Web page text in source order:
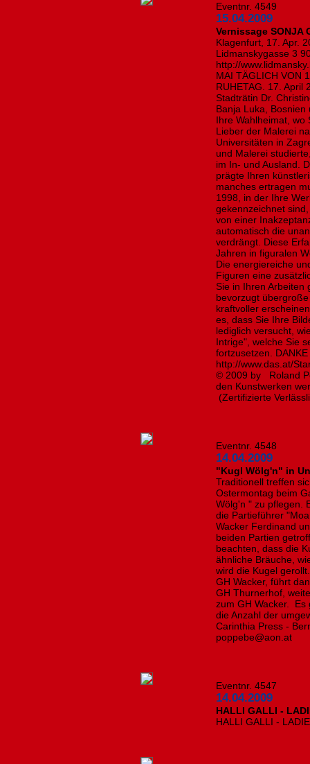
Eventnr. 4549
15.04.2009
Vernissage SONJA
Klagenfurt, 17. Apr.
Lidmanskygasse 3
http://
MAI TÄGLICH VON
RUHETAG. 17. April
Stadträtin Dr.
Banja Luka,
Ihre Wahlheimat,
Lieber der Malerei
Universitäten in
und Malerei
im In- und Ausland.
prägte Ihren
manches ertragen
1998, in der Ihre
gekennzeichnet
von einer
automatisch die
verdrängt. Diese
Jahren in figuralen
Die energiereiche
Figuren eine
Sie in Ihren Arbeiten
bevorzugt
kraftvoller
es, dass Sie Ihre
lediglich versucht,
Intrige", welche Sie
fortzusetzen.
http://www.das.at/
© 2009 by Roland
den Kunstwerken
(Zertifizierte
Eventnr. 4548
14.04.2009
"Kugl Wölg'n" in
Traditionell treffen
Ostermontag beim
Wölg'n " zu pflegen.
die Partieführer
Wacker Ferdinand
beiden Partien
beachten, dass die
ähnliche Bräuche,
wird die Kugel
GH Wacker, führt
GH Thurnerhof,
zum GH Wacker. Es
die Anzahl der
Carinthia Press -
poppebe@aon.at
Eventnr. 4547
14.04.2009
HALLI GALLI -
HALLI GALLI -